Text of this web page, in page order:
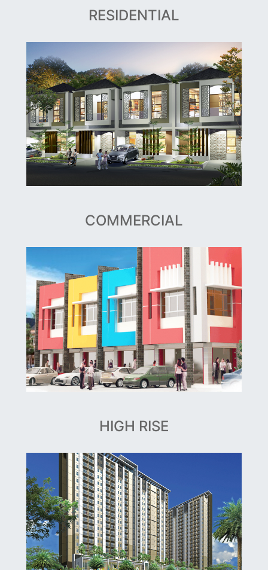
RESIDENTIAL
COMMERCIAL
HIGH RISE